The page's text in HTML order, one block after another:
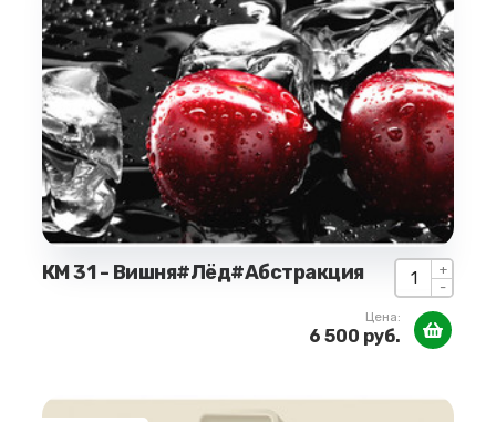
КМ 31 - Вишня#Лёд#Абстракция +
-
Цена:
6 500 руб.